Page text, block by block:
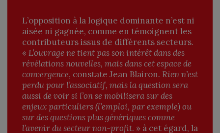
L’opposition à la logique dominante n’est ni
aisée ni gagnée, comme en témoignent les
contributeurs issus de différents secteurs.
« L’ouvrage ne tient pas son intérêt dans des
révélations nouvelles, mais dans cet espace de
convergence, constate Jean Blairon. Rien n’est
perdu pour l’associatif, mais la question sera
aussi de voir si l’on se mobilisera sur des
enjeux particuliers (l’emploi, par exemple) ou
sur des questions plus génériques comme
l’avenir du secteur non-profit. » à cet égard, la